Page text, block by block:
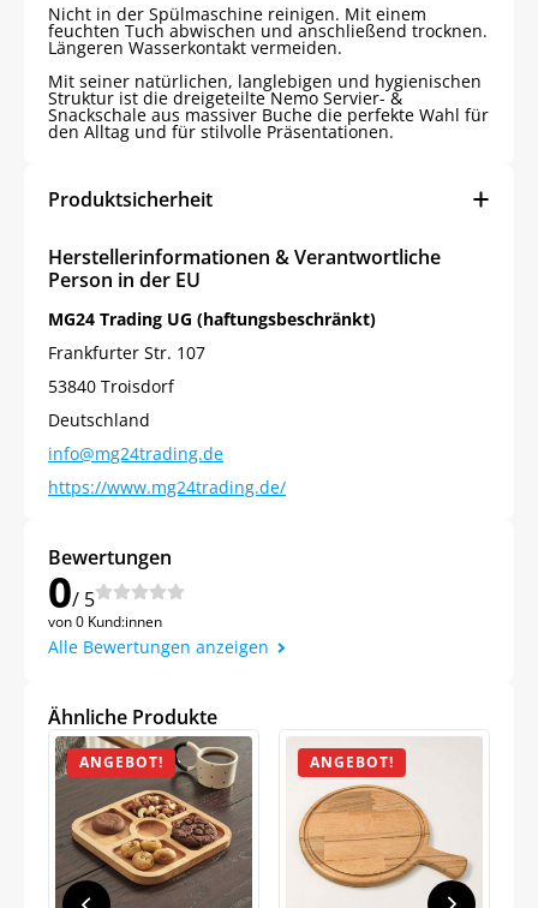
Nicht in der Spülmaschine reinigen. Mit einem
feuchten Tuch abwischen und anschließend trocknen.
Längeren Wasserkontakt vermeiden.
Mit seiner natürlichen, langlebigen und hygienischen
Struktur ist die dreigeteilte Nemo Servier- &
Snackschale aus massiver Buche die perfekte Wahl für
den Alltag und für stilvolle Präsentationen.
Produktsicherheit
Herstellerinformationen & Verantwortliche
Person in der EU
MG24 Trading UG (haftungsbeschränkt)
Frankfurter Str. 107
53840 Troisdorf
Deutschland
info@mg24trading.de
https://www.mg24trading.de/
Bewertungen
0/ 5
von 0 Kund:innen
Alle Bewertungen anzeigen
Ähnliche Produkte
ANGEBOT! ANGEBOT!
Jetzt 5% Rabatt